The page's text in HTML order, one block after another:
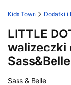
Kids Town Dodatki i
LITTLE
walizeczki
Sass&Belle
Sass & Belle